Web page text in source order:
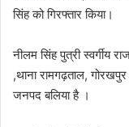
सिंह को गिरफ्तार किया।
नीलम सिंह पुत्री स्वर्गीय
,थाना रामगढ़ताल,
जनपद बलिया है ।